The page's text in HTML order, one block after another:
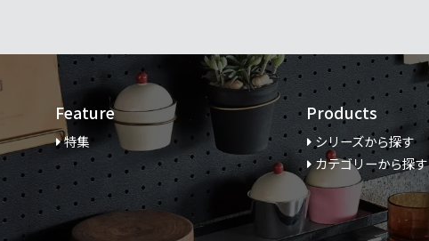
Feature
特集
Products
シリーズから探す
カテゴリーから探す